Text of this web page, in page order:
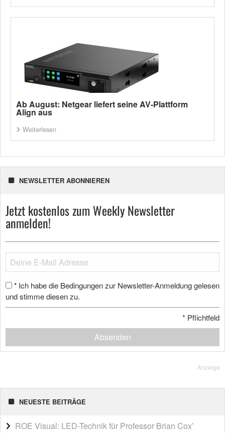
Ab August: Netgear liefert seine AV-Plattform
Align aus
Weiterlesen
NEWSLETTER ABONNIEREN
Jetzt kostenlos zum Weekly Newsletter
anmelden!
* Ich habe die Bedingungen zur Newsletter-Anmeldung gelesen
und stimme diesen zu.
* Pflichtfeld
Absenden
Anzeige
NEUESTE BEITRÄGE
ROE Visual: LED-Technik für Professor Brian Cox’